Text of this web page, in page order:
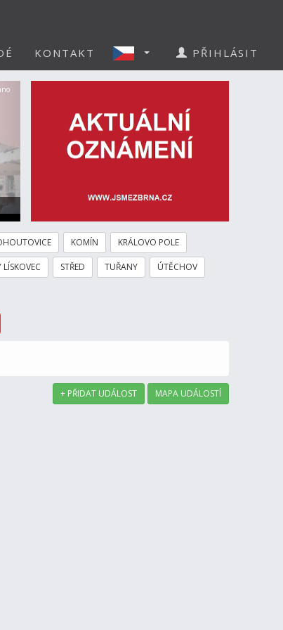
KONTAKT PŘIHLÁSIT
KOMÍN KRÁLOVO POLE
LÍSKOVEC STŘED TUŘANY ÚTĚCHOV
+ PŘIDAT UDÁLOST MAPA UDÁLOSTÍ